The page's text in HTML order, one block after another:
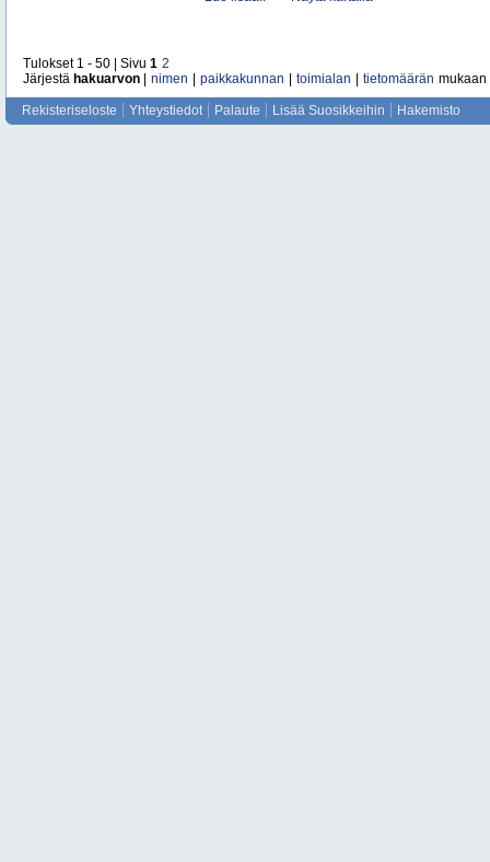
Tulokset 1 - 50 | Sivu 1 2
Järjestä hakuarvon nimen paikkakunnan toimialan tietomäärän mukaan
Rekisteriseloste Yhteystiedot Palaute Lisää Suosikkeihin Hakemisto